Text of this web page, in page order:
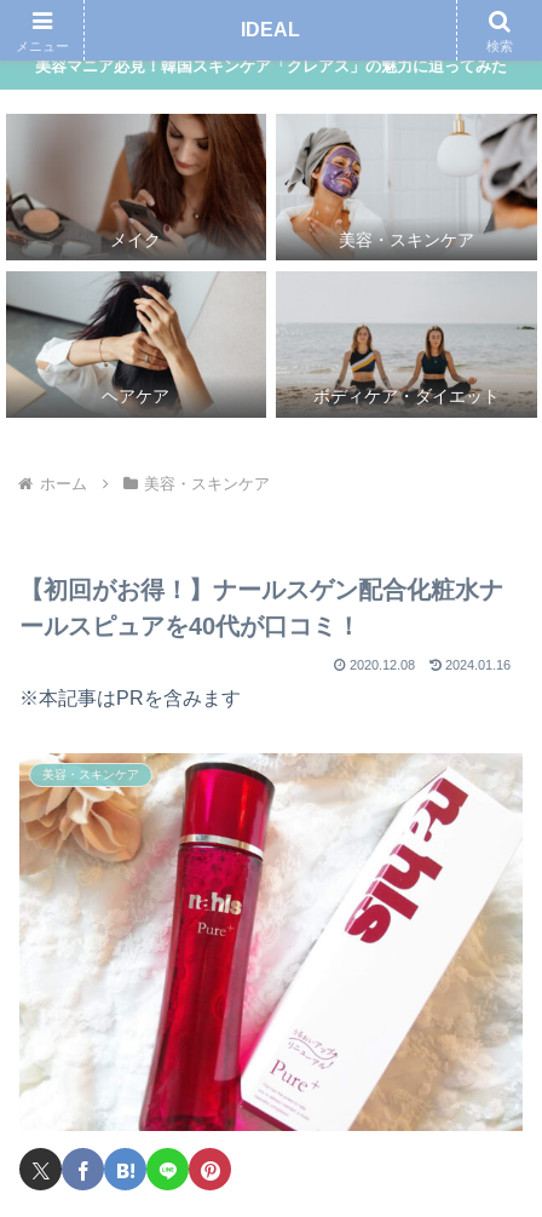
アイディール｜自分らしさ、理想的な自分を追求する女性向けメディア
美容マニア必見！韓国スキンケア「クレアス」の魅力に迫ってみた
メイク 美容・スキンケア
ヘアケア ボディケア・ダイエット
ホーム 美容・スキンケア
【初回がお得！】ナールスゲン配合化粧水ナ
ールスピュアを40代が口コミ！
2020.12.08 2024.01.16
※本記事はPRを含みます
美容・スキンケア
メニュー
IDEAL
検索